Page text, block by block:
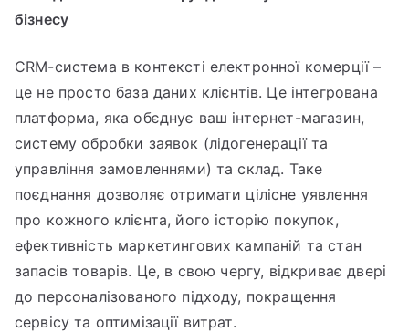
бізнесу
CRM-система в контексті електронної комерції –
це не просто база даних клієнтів. Це інтегрована
платформа, яка обєднує ваш інтернет-магазин,
систему обробки заявок (лідогенерації та
управління замовленнями) та склад. Таке
поєднання дозволяє отримати цілісне уявлення
про кожного клієнта, його історію покупок,
ефективність маркетингових кампаній та стан
запасів товарів. Це, в свою чергу, відкриває двері
до персоналізованого підходу, покращення
сервісу та оптимізації витрат.